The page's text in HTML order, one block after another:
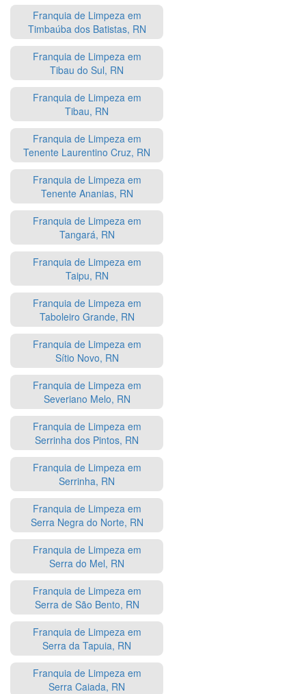
Franquia de Limpeza em
Timbaúba dos Batistas, RN
Franquia de Limpeza em
Tibau do Sul, RN
Franquia de Limpeza em
Tibau, RN
Franquia de Limpeza em
Tenente Laurentino Cruz, RN
Franquia de Limpeza em
Tenente Ananias, RN
Franquia de Limpeza em
Tangará, RN
Franquia de Limpeza em
Taipu, RN
Franquia de Limpeza em
Taboleiro Grande, RN
Franquia de Limpeza em
Sítio Novo, RN
Franquia de Limpeza em
Severiano Melo, RN
Franquia de Limpeza em
Serrinha dos Pintos, RN
Franquia de Limpeza em
Serrinha, RN
Franquia de Limpeza em
Serra Negra do Norte, RN
Franquia de Limpeza em
Serra do Mel, RN
Franquia de Limpeza em
Serra de São Bento, RN
Franquia de Limpeza em
Serra da Tapuia, RN
Franquia de Limpeza em
Serra Caiada, RN